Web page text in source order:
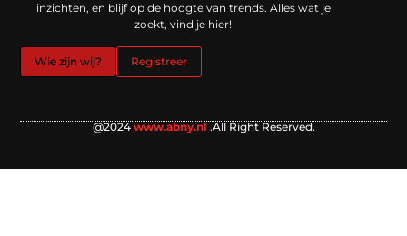
inzichten, en blijf op de hoogte van trends. Alles wat je
zoekt, vind je hier!
Wie zijn wij? Registreer
@2024 www.abny.nl .All Right Reserved.